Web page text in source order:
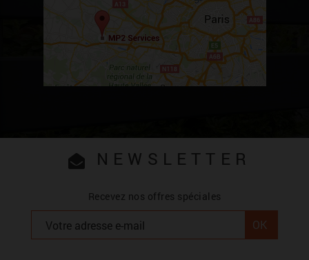
NEWSLETTER
Recevez nos offres spéciales